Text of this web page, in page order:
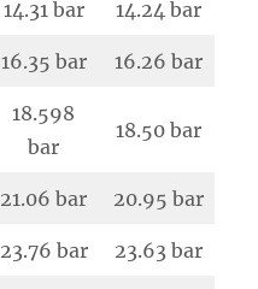
14.31 bar 14.24 bar
16.35 bar 16.26 bar
18.598
bar
18.50 bar
21.06 bar 20.95 bar
23.76 bar 23.63 bar